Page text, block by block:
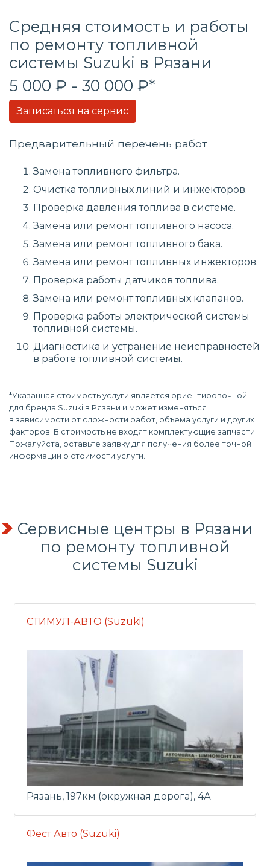
Средняя стоимость и работы
по ремонту топливной
системы Suzuki в Рязани
5 000 ₽ - 30 000 ₽*
Записаться на сервис
Предварительный перечень работ
Замена топливного фильтра.
Очистка топливных линий и инжекторов.
Проверка давления топлива в системе.
Замена или ремонт топливного насоса.
Замена или ремонт топливного бака.
Замена или ремонт топливных инжекторов.
Проверка работы датчиков топлива.
Замена или ремонт топливных клапанов.
Проверка работы электрической системы
топливной системы.
Диагностика и устранение неисправностей
в работе топливной системы.
*Указанная стоимость услуги является ориентировочной
для бренда Suzuki в Рязани и может изменяться
в зависимости от сложности работ, объема услуги и других
факторов. В стоимость не входят комплектующие запчасти.
Пожалуйста, оставьте заявку для получения более точной
информации о стоимости услуги.
Сервисные центры в Рязани
по ремонту топливной
системы Suzuki
СТИМУЛ-АВТО (Suzuki)
Рязань, 197км (окружная дорога), 4А
Фёст Авто (Suzuki)